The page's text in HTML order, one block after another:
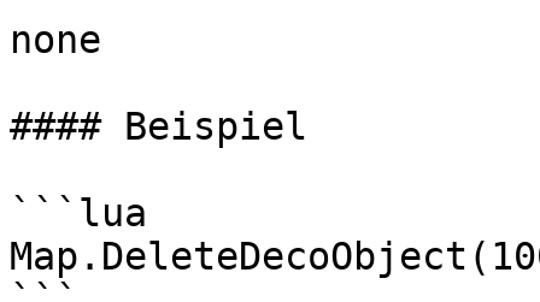
none
#### Beispiel
```lua